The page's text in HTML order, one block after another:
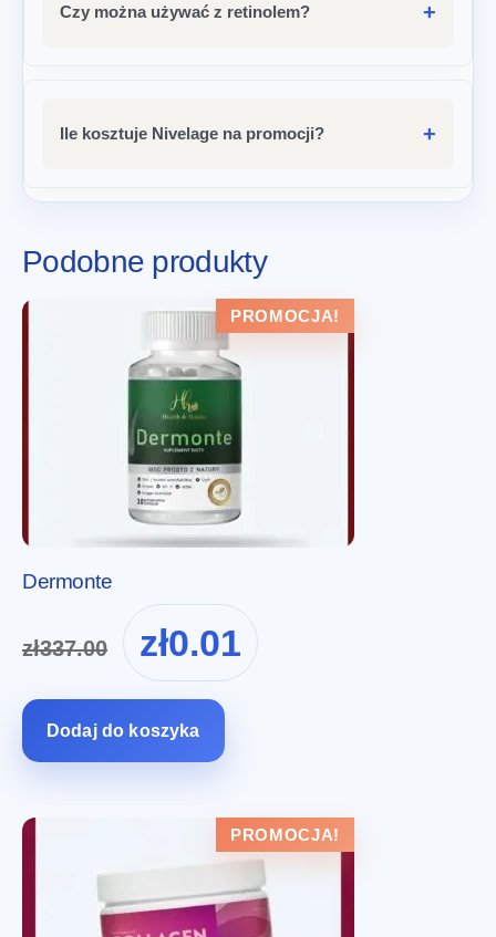
Czy można używać z retinolem?
Ile kosztuje Nivelage na promocji?
Podobne produkty
PROMOCJA!
Dermonte
zł337.00
Pierwotna
cena
wynosiła:
zł0.01
cena
Dodaj do koszyka
PROMOCJA!